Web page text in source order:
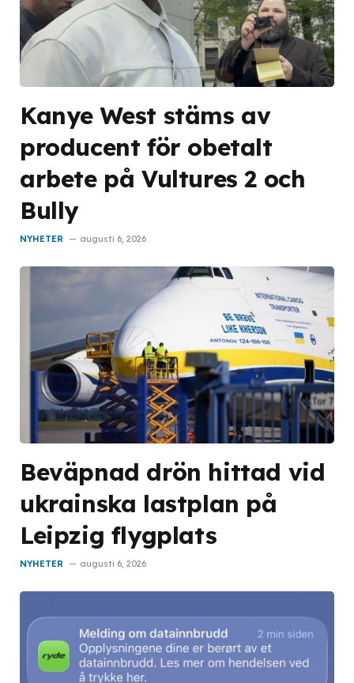
Kanye West stäms av
producent för obetalt
arbete på Vultures 2 och
Bully
NYHETER augusti 6, 2026
Beväpnad drön hittad vid
ukrainska lastplan på
Leipzig flygplats
NYHETER augusti 6, 2026